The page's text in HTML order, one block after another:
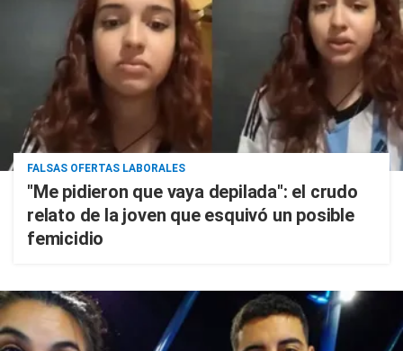
FALSAS OFERTAS LABORALES
"Me pidieron que vaya depilada": el crudo
relato de la joven que esquivó un posible
femicidio